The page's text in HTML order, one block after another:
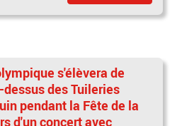
s'élèvera de
des Tuileries
pendant la Fête de la
d'un concert avec